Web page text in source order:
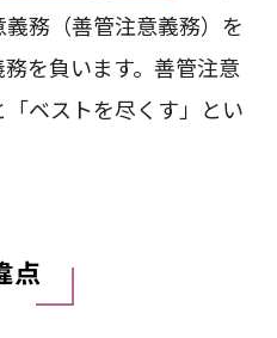
務（善管注意義務）を
を負います。善管注意
ベストを尽くす」とい
点